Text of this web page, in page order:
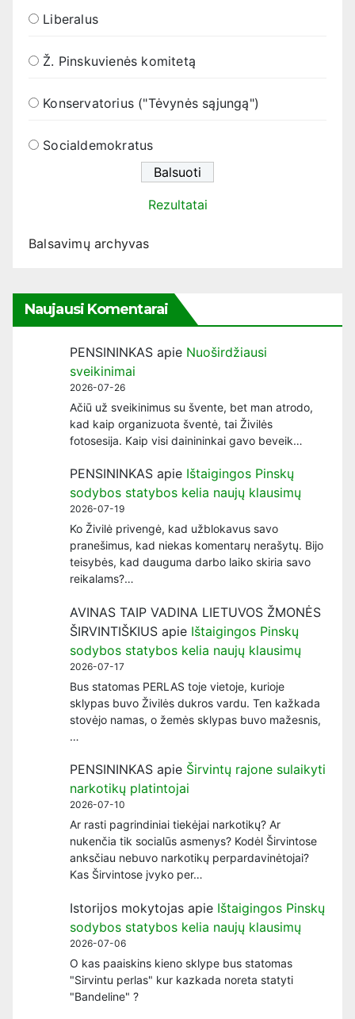
Liberalus
Ž. Pinskuvienės komitetą
Konservatorius ("Tėvynės sąjungą")
Socialdemokratus
Rezultatai
Balsavimų archyvas
Naujausi Komentarai
PENSININKAS apie Nuoširdžiausi
sveikinimai
2026-07-26
Ačiū už sveikinimus su švente, bet man atrodo,
kad kaip organizuota šventė, tai Živilės
fotosesija. Kaip visi dainininkai gavo beveik…
PENSININKAS apie Ištaigingos Pinskų
sodybos statybos kelia naujų klausimų
2026-07-19
Ko Živilė privengė, kad užblokavus savo
pranešimus, kad niekas komentarų nerašytų. Bijo
teisybės, kad dauguma darbo laiko skiria savo
reikalams?…
AVINAS TAIP VADINA LIETUVOS ŽMONĖS
ŠIRVINTIŠKIUS apie Ištaigingos Pinskų
sodybos statybos kelia naujų klausimų
2026-07-17
Bus statomas PERLAS toje vietoje, kurioje
sklypas buvo Živilės dukros vardu. Ten kažkada
stovėjo namas, o žemės sklypas buvo mažesnis,
…
PENSININKAS apie Širvintų rajone sulaikyti
narkotikų platintojai
2026-07-10
Ar rasti pagrindiniai tiekėjai narkotikų? Ar
nukenčia tik socialūs asmenys? Kodėl Širvintose
anksčiau nebuvo narkotikų perpardavinėtojai?
Kas Širvintose įvyko per…
Istorijos mokytojas apie Ištaigingos Pinskų
sodybos statybos kelia naujų klausimų
2026-07-06
O kas paaiskins kieno sklype bus statomas
"Sirvintu perlas" kur kazkada noreta statyti
"Bandeline" ?